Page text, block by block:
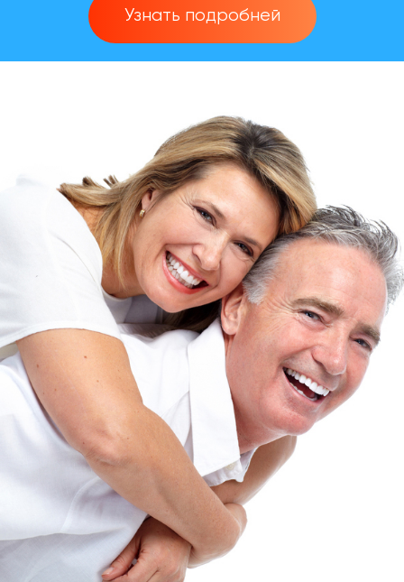
Узнать подробней